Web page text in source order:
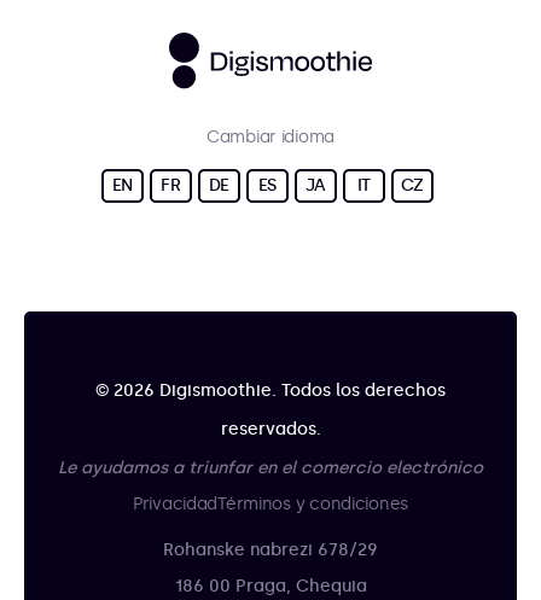
Cambiar idioma
EN FR DE ES JA IT CZ
© 2026 Digismoothie. Todos los derechos
reservados.
Le ayudamos a triunfar en el comercio electrónico
PrivacidadTérminos y condiciones
Rohanske nabrezi 678/29
186 00 Praga, Chequia